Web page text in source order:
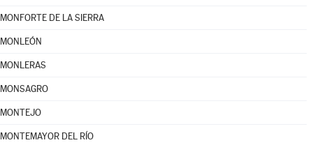
MONFORTE DE LA SIERRA
MONLEÓN
MONLERAS
MONSAGRO
MONTEJO
MONTEMAYOR DEL RÍO